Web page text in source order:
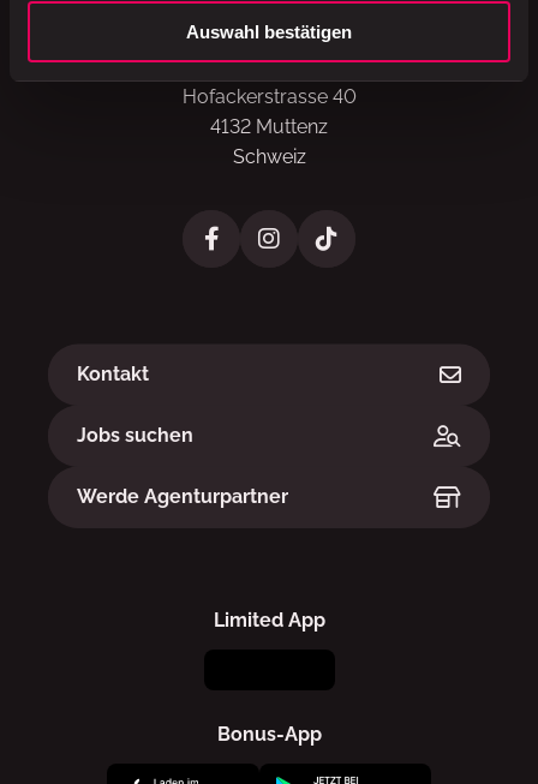
Auswahl bestätigen
Valora Schweiz AG
Hofackerstrasse 40
4132 Muttenz
Schweiz
Kontakt
Jobs suchen
Werde Agenturpartner
Limited App
Bonus-App